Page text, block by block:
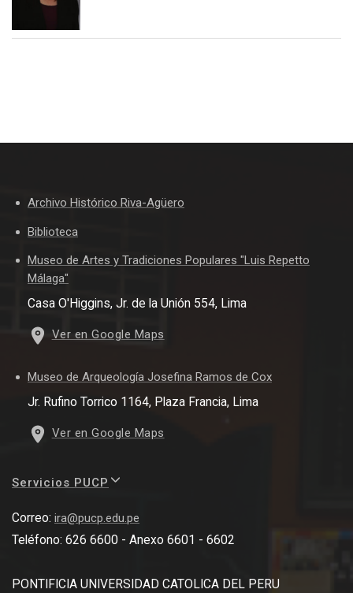
Archivo Histórico Riva-Agüero
Biblioteca
Museo de Artes y Tradiciones Populares "Luis Repetto
Málaga"
Casa O'Higgins, Jr. de la Unión 554, Lima
Ver en Google Maps
Museo de Arqueología Josefina Ramos de Cox
Jr. Rufino Torrico 1164, Plaza Francia, Lima
Ver en Google Maps
Servicios PUCP
Correo: ira@pucp.edu.pe
Teléfono: 626 6600 - Anexo 6601 - 6602
PONTIFICIA UNIVERSIDAD CATOLICA DEL PERU